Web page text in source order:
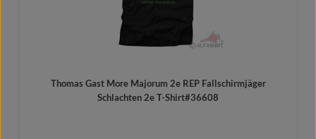
Thomas Gast More Majorum 2e REP Fallschirmjäger
Schlachten 2e T-Shirt#36608